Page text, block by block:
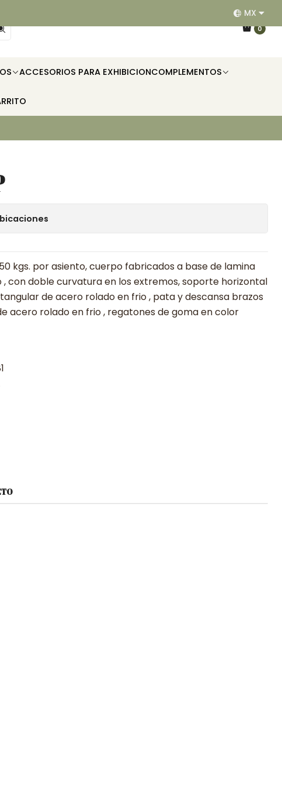
0
ACCESORIOS PARA EXHIBICIONCOMPLEMENTOS
EQUIPAMOS RESTAURANTES, HOTELES, OFICINAS E
MX
kgs. por asiento, cuerpo fabricados a base de lamina
con doble curvatura en los extremos, soporte horizontal
de acero rolado en frio , pata y descansa brazos
acero rolado en frio , regatones de goma en color